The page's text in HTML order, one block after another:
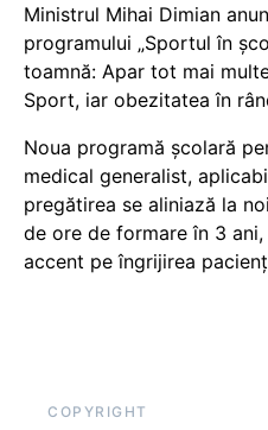
Ministrul Mihai Dimian
programului „Sportul în
toamnă: Apar tot mai
Sport, iar obezitatea în
Noua programă școlară
medical generalist,
pregătirea se aliniază la
de ore de formare în 3
accent pe îngrijirea
COPYRIGHT